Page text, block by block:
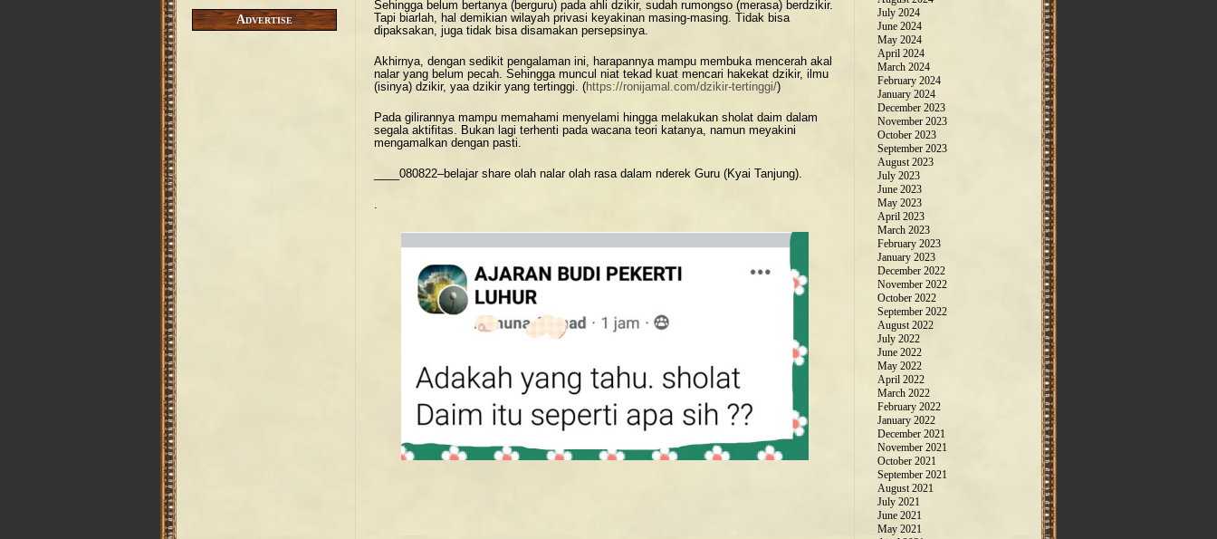
Advertise
Sehingga belum bertanya (berguru) pada ahli dzikir, sudah rumongso (merasa) berdzikir.
Tapi biarlah, hal demikian wilayah privasi keyakinan masing-masing. Tidak bisa
dipaksakan, juga tidak bisa disamakan persepsinya.
Akhirnya, dengan sedikit pengalaman ini, harapannya mampu membuka mencerah akal
nalar yang belum pecah. Sehingga muncul niat tekad kuat mencari hakekat dzikir, ilmu
(isinya) dzikir, yaa dzikir yang tertinggi. (https://ronijamal.com/dzikir-tertinggi/)
Pada gilirannya mampu memahami menyelami hingga melakukan sholat daim dalam
segala aktifitas. Bukan lagi terhenti pada wacana teori katanya, namun meyakini
mengamalkan dengan pasti.
____080822–belajar share olah nalar olah rasa dalam nderek Guru (Kyai Tanjung).
.
July 2024
June 2024
May 2024
April 2024
March 2024
February 2024
January 2024
December 2023
November 2023
October 2023
September 2023
August 2023
July 2023
June 2023
May 2023
April 2023
March 2023
February 2023
January 2023
December 2022
November 2022
October 2022
September 2022
August 2022
July 2022
June 2022
May 2022
April 2022
March 2022
February 2022
January 2022
December 2021
November 2021
October 2021
September 2021
August 2021
July 2021
June 2021
May 2021